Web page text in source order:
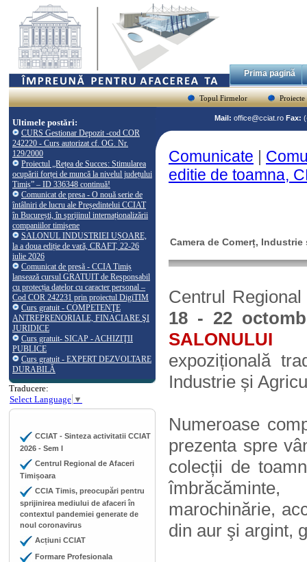
Prima pagină
Topul Firmelor Proiecte
Ultimele postări:
CURS Gestionar Depozit -cod COR
242220 - Curs autorizat cf. OG. Nr.
129/2000
Proiectul „Rețea de Succes: Stimularea
ocupării forței de muncă la nivelul județului
Timiș” – ID 336348 continuă!
Comunicat de presa - O nouă serie de
întâlniri de lucru ale Președintelui CCIAT
în București, în sprijinul internaționalizării
companiilor timișene
SALONUL INDUSTRIEI UȘOARE,
la a doua ediție de vară, CRAFT, 22-26
iulie 2026
Comunicat de presă - CCIA Timiș
lansează cursul GRATUIT de Responsabil
cu protecția datelor cu caracter personal –
Cod COR 242231 prin proiectul DigiTIM
Curs gratuit - COMPETENŢE
ANTREPRENORIALE, FINACIARE ŞI
JURIDICE
Curs gratuit- SICAP - ACHIZIŢII
PUBLICE
Curs gratuit - EXPERT DEZVOLTARE
DURABILĂ
Traducere:
Select Language ▼
CCIAT - Sinteza activitatii CCIAT
2026 - Sem I
Centrul Regional de Afaceri
Timișoara
CCIA Timis, preocupări pentru
sprijinirea mediului de afaceri în
contextul pandemiei generate de
noul coronavirus
Acțiuni CCIAT
Formare Profesionala
Mail: office@cciat.ro Fax:
Comunicate |
editie de toamna,
Camera de Comerț,
Centrul
18 - 22
SALONULUI
expozițională
Industrie și
Numeroase
prezenta spre
colecții de
îmbrăcăminte,
marochinărie,
din aur şi argint,